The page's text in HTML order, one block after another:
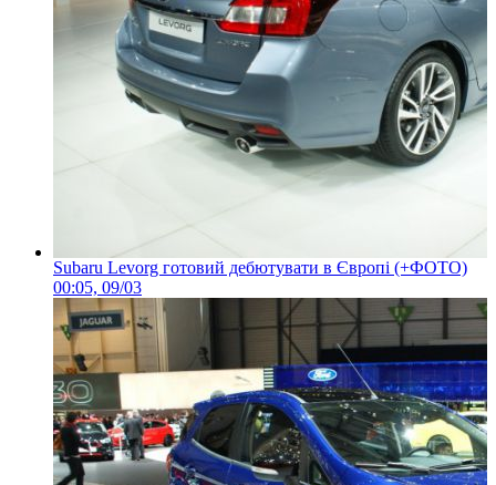
Subaru Levorg готовий дебютувати в Європі (+ФОТО)
00:05, 09/03